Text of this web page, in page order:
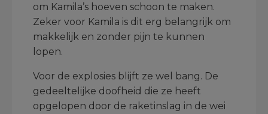
om Kamila’s hoeven schoon te maken.
Zeker voor Kamila is dit erg belangrijk om
makkelijk en zonder pijn te kunnen
lopen.
Voor de explosies blijft ze wel bang. De
gedeeltelijke doofheid die ze heeft
opgelopen door de raketinslag in de wei